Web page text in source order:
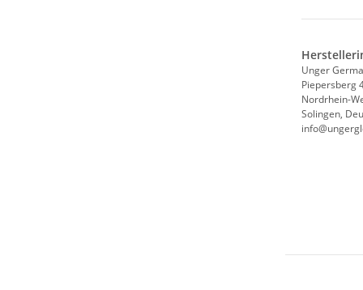
Unger
Piepersberg
Nordrhein-
Solingen,